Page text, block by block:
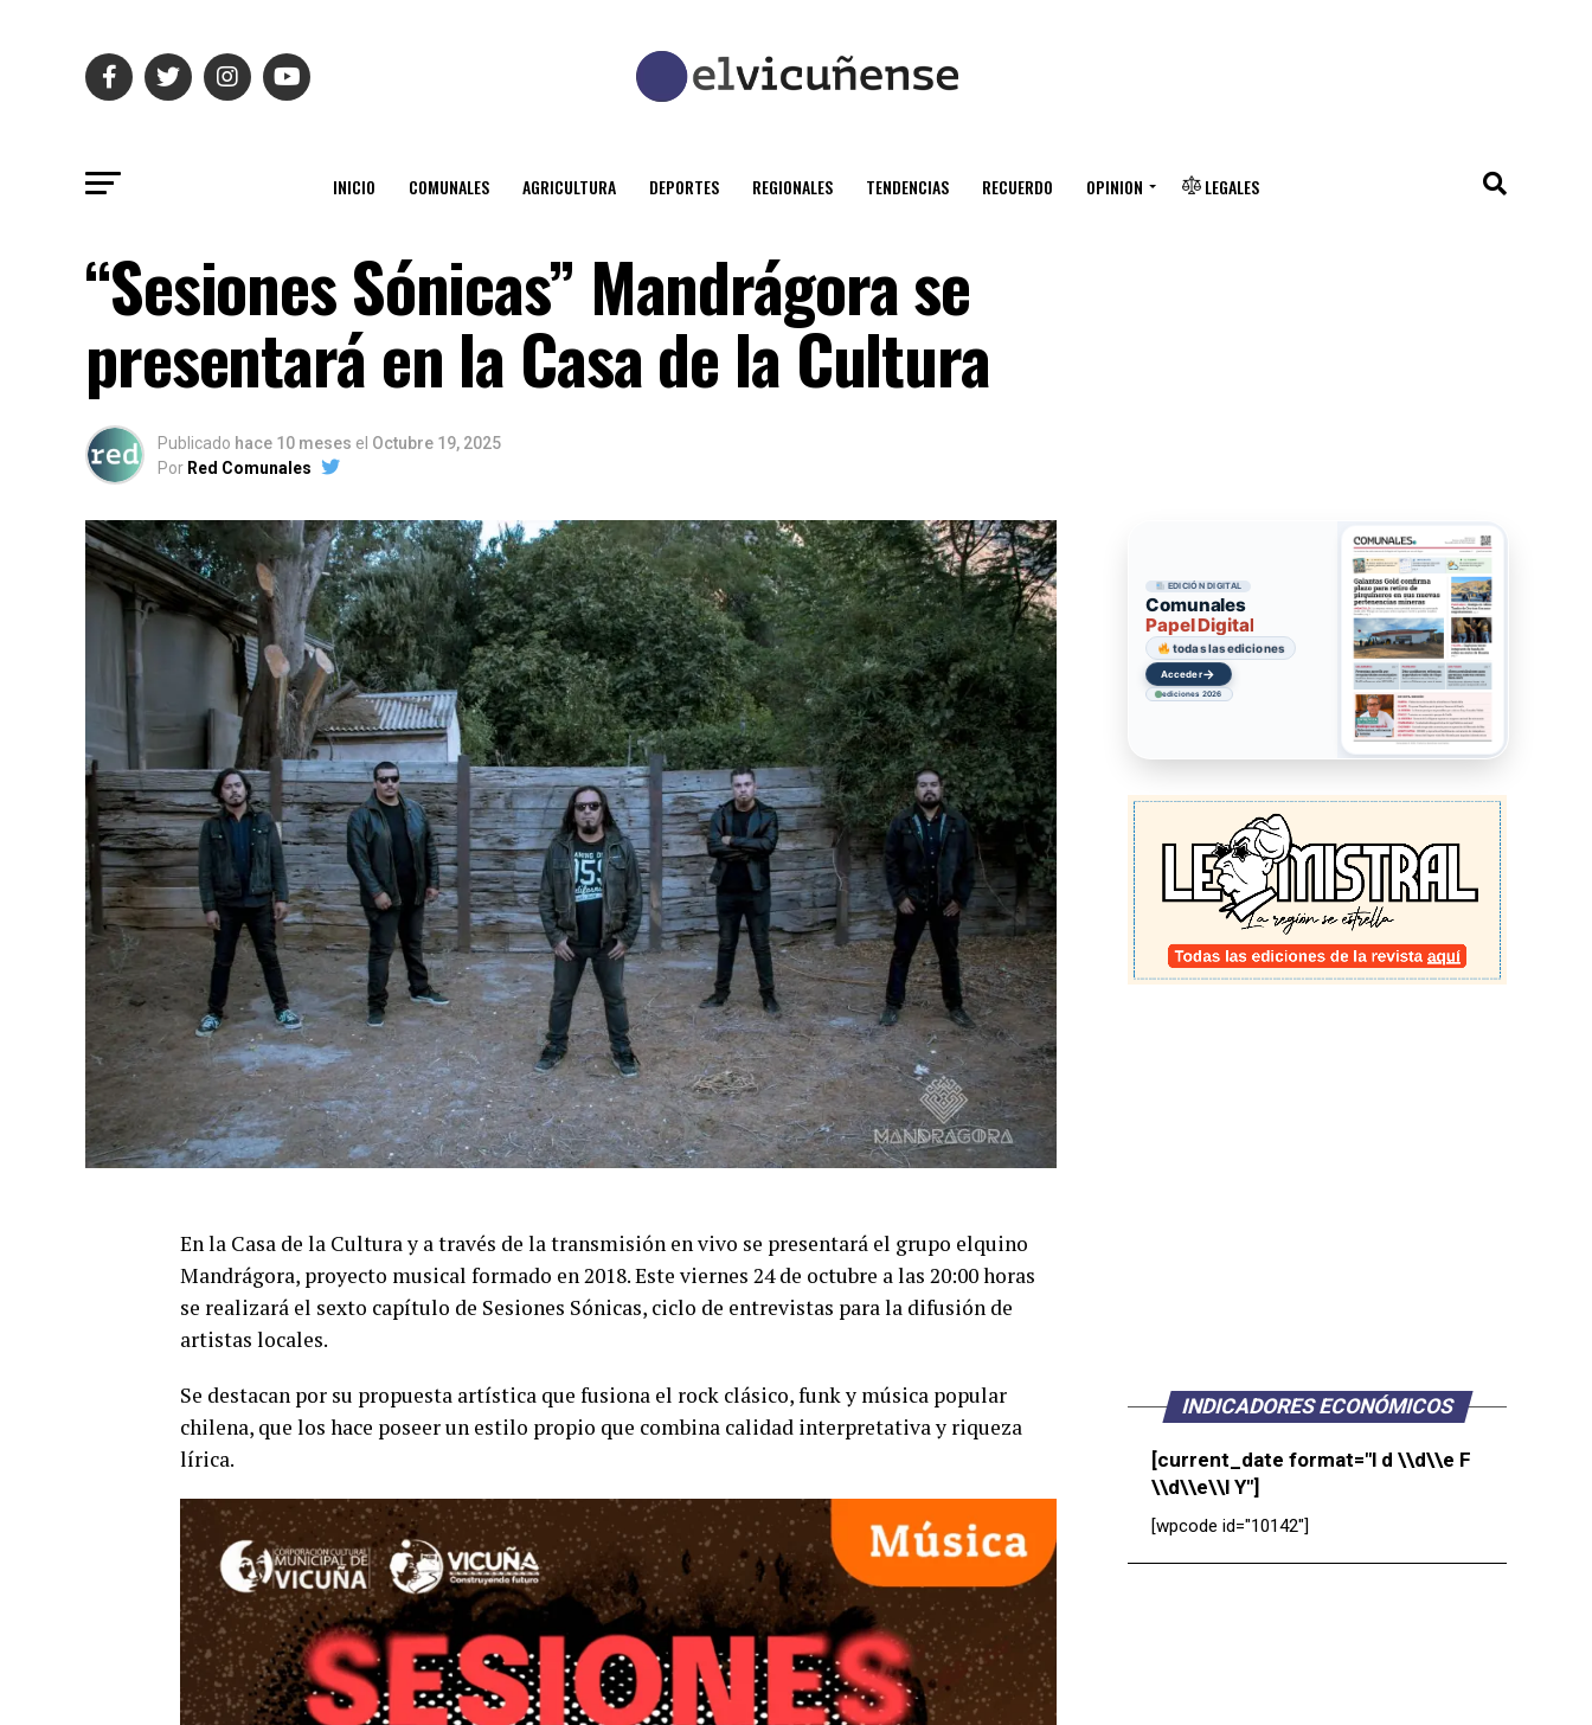
INICIO COMUNALES AGRICULTURA DEPORTES REGIONALES TENDENCIAS RECUERDO OPINION LEGALES
“Sesiones Sónicas” Mandrágora se
presentará en la Casa de la Cultura
Publicado hace 10 meses el Octubre 19, 2025
Por Red Comunales
En la Casa de la Cultura y a través de la transmisión en vivo se presentará el grupo elquino
Mandrágora, proyecto musical formado en 2018. Este viernes 24 de octubre a las 20:00 horas
se realizará el sexto capítulo de Sesiones Sónicas, ciclo de entrevistas para la difusión de
artistas locales.
Se destacan por su propuesta artística que fusiona el rock clásico, funk y música popular
chilena, que los hace poseer un estilo propio que combina calidad interpretativa y riqueza
lírica.
EDICIÓN DIGITAL
Comunales
Papel Digital
todas las ediciones
Acceder→
ediciones 2026
INDICADORES ECONÓMICOS
[current_date format="l d \\d\\e F
\\d\\e\\l Y"]
[wpcode id="10142"]